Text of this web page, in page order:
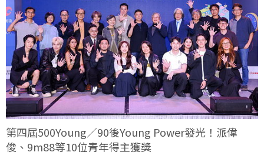
第四屆500Young／90後Young Power發光！派偉
俊、9m88等10位青年得主獲獎